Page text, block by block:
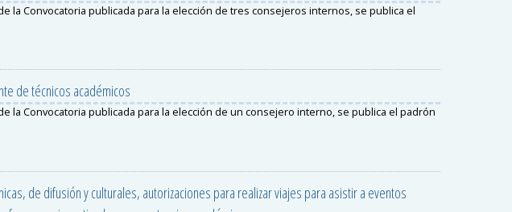
la Convocatoria publicada para la elección de tres consejeros internos, se publica el
de técnicos académicos
la Convocatoria publicada para la elección de un consejero interno, se publica el padrón
de difusión y culturales, autorizaciones para realizar viajes para asistir a eventos